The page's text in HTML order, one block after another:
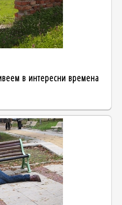
в интересни времена